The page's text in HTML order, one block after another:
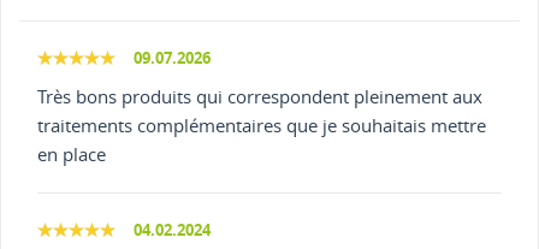
09.07.2026
Très bons produits qui correspondent pleinement aux
traitements complémentaires que je souhaitais mettre
en place
04.02.2024